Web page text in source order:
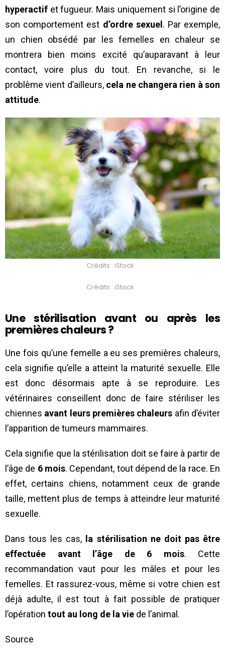
hyperactif et fugueur. Mais uniquement si l’origine de
son comportement est d’ordre sexuel. Par exemple,
un chien obsédé par les femelles en chaleur se
montrera bien moins excité qu’auparavant à leur
contact, voire plus du tout. En revanche, si le
problème vient d’ailleurs, cela ne changera rien à son
attitude.
Crédits : iStock
Crédits : iStock
Une stérilisation avant ou après les
premières chaleurs ?
Une fois qu’une femelle a eu ses premières chaleurs,
cela signifie qu’elle a atteint la maturité sexuelle. Elle
est donc désormais apte à se reproduire. Les
vétérinaires conseillent donc de faire stériliser les
chiennes avant leurs premières chaleurs afin d’éviter
l’apparition de tumeurs mammaires.
Cela signifie que la stérilisation doit se faire à partir de
l’âge de 6 mois. Cependant, tout dépend de la race. En
effet, certains chiens, notamment ceux de grande
taille, mettent plus de temps à atteindre leur maturité
sexuelle.
Dans tous les cas, la stérilisation ne doit pas être
effectuée avant l’âge de 6 mois. Cette
recommandation vaut pour les mâles et pour les
femelles. Et rassurez-vous, même si votre chien est
déjà adulte, il est tout à fait possible de pratiquer
l’opération tout au long de la vie de l’animal.
Source